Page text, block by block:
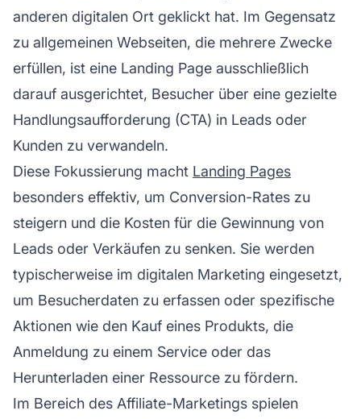
anderen digitalen Ort geklickt hat. Im Gegensatz
zu allgemeinen Webseiten, die mehrere Zwecke
erfüllen, ist eine Landing Page ausschließlich
darauf ausgerichtet, Besucher über eine gezielte
Handlungsaufforderung (CTA) in Leads oder
Kunden zu verwandeln.
Diese Fokussierung macht Landing Pages
besonders effektiv, um Conversion-Rates zu
steigern und die Kosten für die Gewinnung von
Leads oder Verkäufen zu senken. Sie werden
typischerweise im digitalen Marketing eingesetzt,
um Besucherdaten zu erfassen oder spezifische
Aktionen wie den Kauf eines Produkts, die
Anmeldung zu einem Service oder das
Herunterladen einer Ressource zu fördern.
Im Bereich des Affiliate-Marketings spielen